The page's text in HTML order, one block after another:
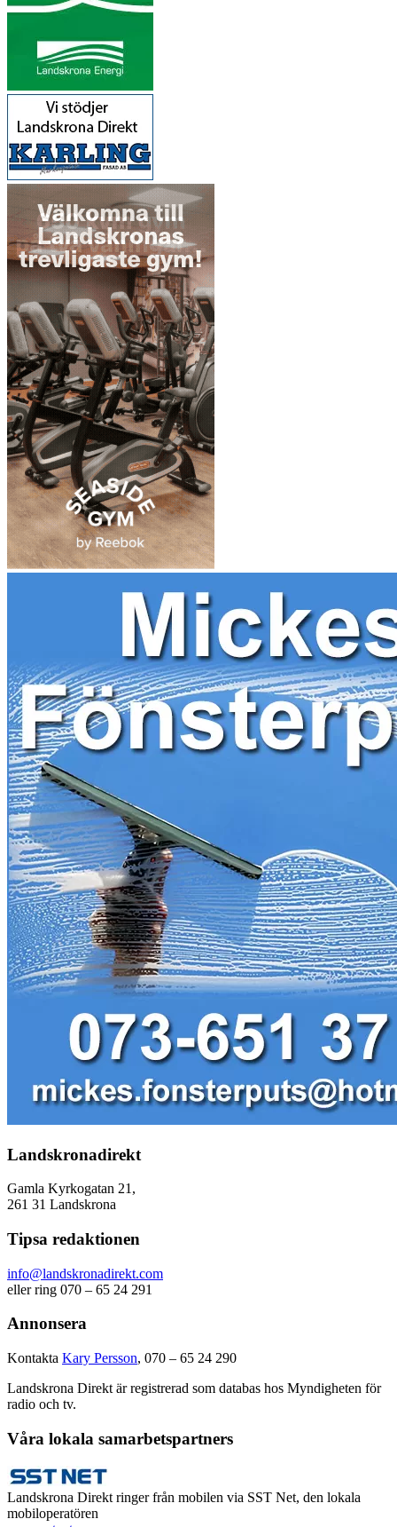
Landskronadirekt
Gamla Kyrkogatan 21,
261 31 Landskrona
Tipsa redaktionen
info@landskronadirekt.com
eller ring 070 – 65 24 291
Annonsera
Kontakta Kary Persson, 070 – 65 24 290
Landskrona Direkt är registrerad som databas hos Myndigheten för
radio och tv.
Våra lokala samarbetspartners
Landskrona Direkt ringer från mobilen via SST Net, den lokala
mobiloperatören